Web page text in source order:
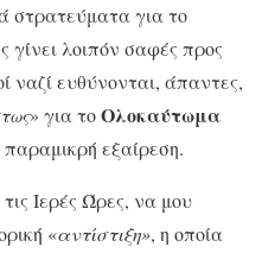
στρατεύματα για το
λοιπόν σαφές προς
ναζί ευθύνονται, άπαντες,
» για τοΟλοκαύτωμα
παραμικρή εξαίρεση.
Ιερές Ώρες, να μου
«αντίστιξη», η οποία